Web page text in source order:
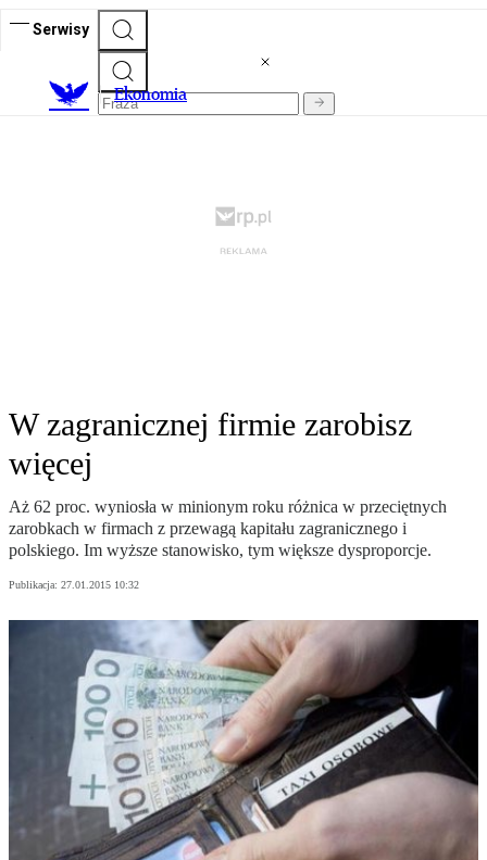
Serwisy
Ekonomia
W zagranicznej firmie zarobisz
więcej
Aż 62 proc. wyniosła w minionym roku różnica w przeciętnych
zarobkach w firmach z przewagą kapitału zagranicznego i
polskiego. Im wyższe stanowisko, tym większe dysproporcje.
Publikacja: 27.01.2015 10:32